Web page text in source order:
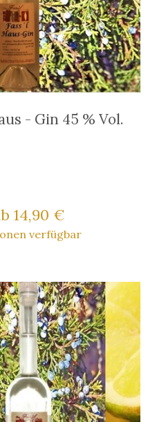
- Gin 45 % Vol.
14,90 €
verfügbar